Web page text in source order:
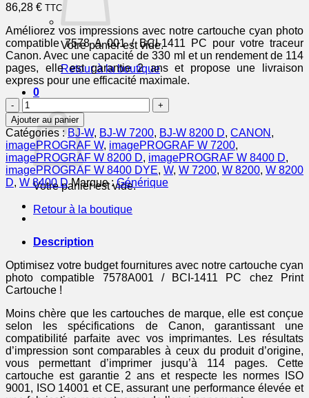
Votre panier est vide.
Retour à la boutique
0
Votre panier est vide.
Retour à la boutique
86,28 € TTC
Améliorez vos impressions avec notre cartouche cyan photo
compatible 7578 A 001 / BCI-1411 PC pour votre traceur
Canon. Avec une capacité de 330 ml et un rendement de 114
pages, elle est garantie 2 ans et propose une livraison
express pour une efficacité maximale.
quantité
de
7578A001
/
BCI-
1411
PC
-
cartouche
compatible
-
photo
Ajouter au panier
Catégories :BJ-W, BJ-W 7200, BJ-W 8200 D, CANON ,
imagePROGRAF W, imagePROGRAF W 7200,
imagePROGRAF W 8200 D, imagePROGRAF W 8400 D,
imagePROGRAF W 8400 DYE, W, W 7200, W 8200, W 8200
D, W 8400 D Marque :Générique
Description
Optimisez votre budget fournitures avec notre cartouche cyan
photo compatible 7578A001 / BCI-1411 PC chez Print
Cartouche !
Moins chère que les cartouches de marque, elle est conçue
selon les spécifications de Canon, garantissant une
compatibilité parfaite avec vos imprimantes. Les résultats
d’impression sont comparables à ceux du produit d’origine,
vous permettant d’imprimer jusqu’à 114 pages. Cette
cartouche est garantie 2 ans et respecte les normes ISO
9001, ISO 14001 et CE, assurant une performance élevée et